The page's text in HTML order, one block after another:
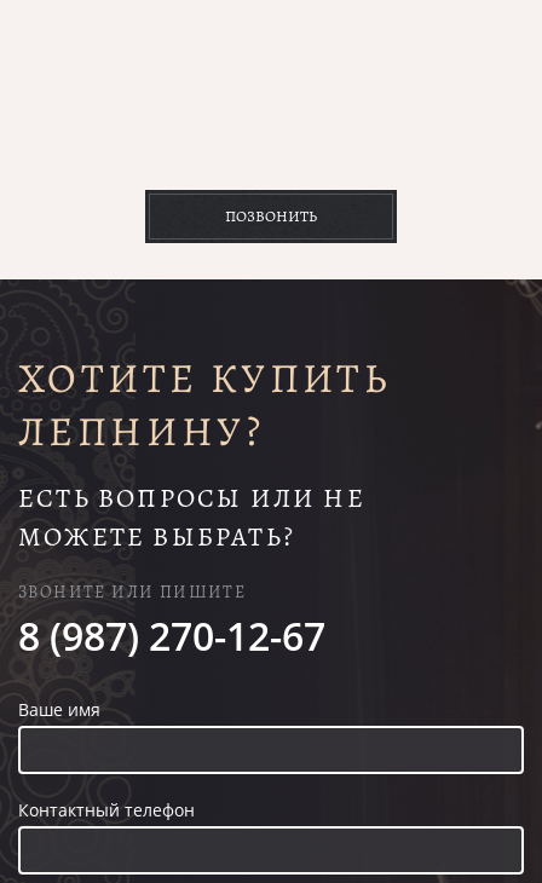
ПОЗВОНИТЬ
ХОТИТЕ КУПИТЬ
ЛЕПНИНУ?
ЕСТЬ ВОПРОСЫ ИЛИ НЕ
МОЖЕТЕ ВЫБРАТЬ?
ЗВОНИТЕ ИЛИ ПИШИТЕ
8 (987) 270-12-67
Ваше имя
Контактный телефон